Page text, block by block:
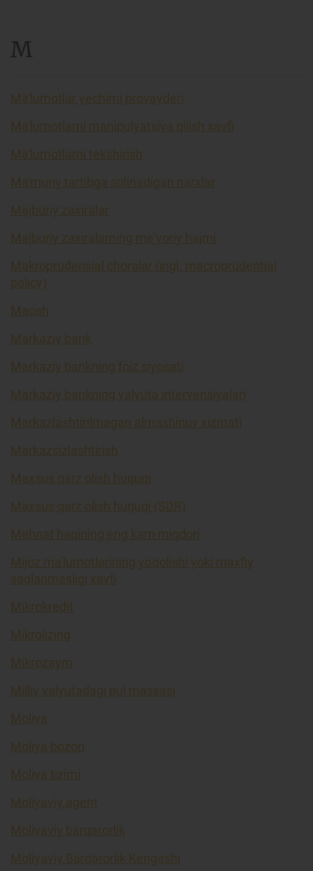
M
Ma'lumotlar yechimi provayderi
Ma'lumotlarni manipulyatsiya qilish xavfi
Ma'lumotlarni tekshirish
Ma'muriy tartibga solinadigan narxlar
Majburiy zaxiralar
Majburiy zaxiralarning me’yoriy hajmi
Makroprudensial choralar (ingl. macroprudential
policy)
Maosh
Markaziy bank
Markaziy bankning foiz siyosati
Markaziy bankning valyuta intervensiyalari
Markazlashtirilmagan almashinuv xizmati
Markazsizlashtirish
Maxsus qarz olish huquqi
Maxsus qarz olish huquqi (SDR)
Mehnat haqining eng kam miqdori
Mijoz ma'lumotlarining yo'qolishi yoki maxfiy
saqlanmasligi xavfi
Mikrokredit
Mikrolizing
Mikrozaym
Milliy valyutadagi pul massasi
Moliya
Moliya bozori
Moliya tizimi
Moliyaviy agent
Moliyaviy barqarorlik
Moliyaviy Barqarorlik Kengashi